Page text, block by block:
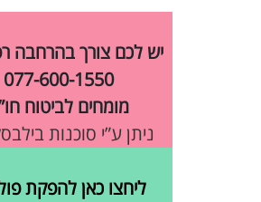
יש לכם צורך בהרחבה
077-600-1550
מומחים לביטוח
ניתן ע”י סוכנות
ליחצו כאן להפקת